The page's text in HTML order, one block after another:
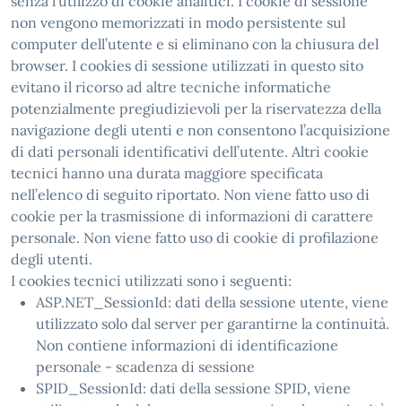
non vengono memorizzati in modo persistente sul
computer dell’utente e si eliminano con la chiusura del
browser. I cookies di sessione utilizzati in questo sito
evitano il ricorso ad altre tecniche informatiche
potenzialmente pregiudizievoli per la riservatezza della
navigazione degli utenti e non consentono l’acquisizione
di dati personali identificativi dell’utente. Altri cookie
tecnici hanno una durata maggiore specificata
nell’elenco di seguito riportato. Non viene fatto uso di
cookie per la trasmissione di informazioni di carattere
personale. Non viene fatto uso di cookie di profilazione
degli utenti.
I cookies tecnici utilizzati sono i seguenti:
ASP.NET_SessionId: dati della sessione utente, viene
utilizzato solo dal server per garantirne la continuità.
Non contiene informazioni di identificazione
personale - scadenza di sessione
SPID_SessionId: dati della sessione SPID, viene